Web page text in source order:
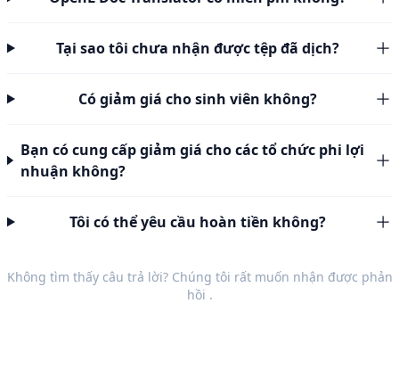
Tại sao tôi chưa nhận được tệp đã dịch?
Có giảm giá cho sinh viên không?
Bạn có cung cấp giảm giá cho các tổ chức phi lợi
nhuận không?
Tôi có thể yêu cầu hoàn tiền không?
Không tìm thấy câu trả lời? Chúng tôi rất muốn nhận được phản
hồi .